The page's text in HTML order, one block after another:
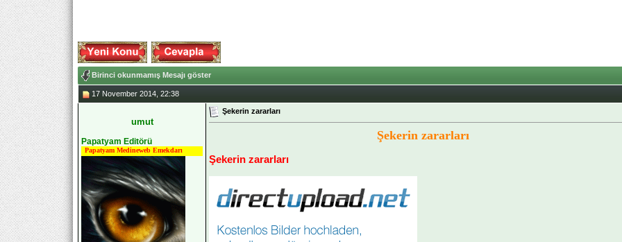
Birinci okunmamış Mesajı göster
17 November 2014, 22:38
umut
Papatyam Editörü
Papatyam Medineweb Emekdarı
Şekerin zararları
Şekerin zararları
Şekerin zararları